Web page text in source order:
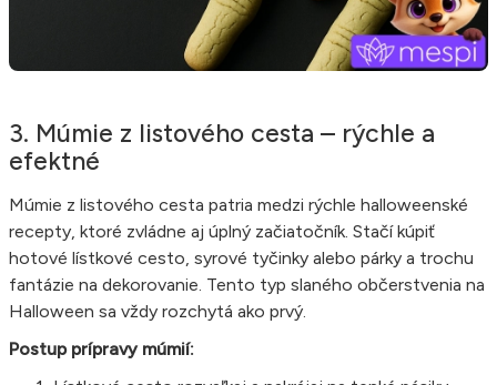
3. Múmie z listového cesta – rýchle a
efektné
Múmie z listového cesta patria medzi rýchle halloweenské
recepty, ktoré zvládne aj úplný začiatočník. Stačí kúpiť
hotové lístkové cesto, syrové tyčinky alebo párky a trochu
fantázie na dekorovanie. Tento typ slaného občerstvenia na
Halloween sa vždy rozchytá ako prvý.
Postup prípravy múmií: